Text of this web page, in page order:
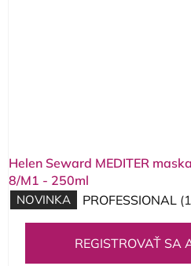
Helen Seward MEDITER
8/M1 - 250ml
NOVINKA PROFESSIONAL
REGISTROVAŤ SA